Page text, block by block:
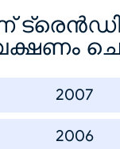
2007
2006